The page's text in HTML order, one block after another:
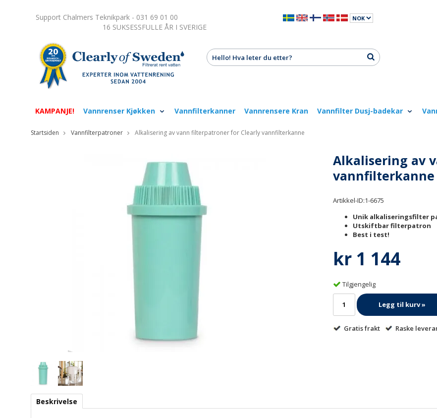
Support Chalmers Teknikpark - 031 69 01 00
16 SUKSESSFULLE ÅR I SVERIGE
KAMPANJE! Vannrenser Kjøkken Vannfilterkanner Vannrensere Kran Vannfilter Dusj-badekar
Startsiden Vannfilterpatroner Alkalisering av vann filterpatroner for Clearly vannfilterkanne
Alkalisering av
vannfilterkanne
Artikkel-ID:1-6675
Unik alkaliseringsfilter
Utskiftbar filterpatron
Best i test!
kr 1 144
Tilgjengelig
Legg til kurv »
Gratis frakt Raske
Beskrivelse